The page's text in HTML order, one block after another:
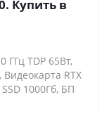
ГГц TDP 65Вт,
RTX
1000Гб, БП